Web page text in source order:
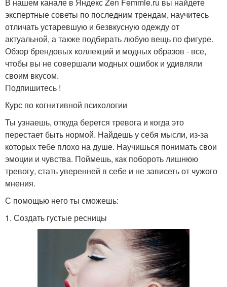
В нашем канале в Яндекс Zen Femmie.ru вы найдете
экспертные советы по последним трендам, научитесь
отличать устаревшую и безвкусную одежду от
актуальной, а также подбирать любую вещь по фигуре.
Обзор брендовых коллекций и модных образов - все,
чтобы вы не совершали модных ошибок и удивляли
своим вкусом.
Подпишитесь !
Курс по когнитивной психологии
Ты узнаешь, откуда берется тревога и когда это
перестает быть нормой. Найдешь у себя мысли, из-за
которых тебе плохо на душе. Научишься понимать свои
эмоции и чувства. Поймешь, как побороть лишнюю
тревогу, стать уверенней в себе и не зависеть от чужого
мнения.
С помощью него ты сможешь:
1. Создать густые ресницы